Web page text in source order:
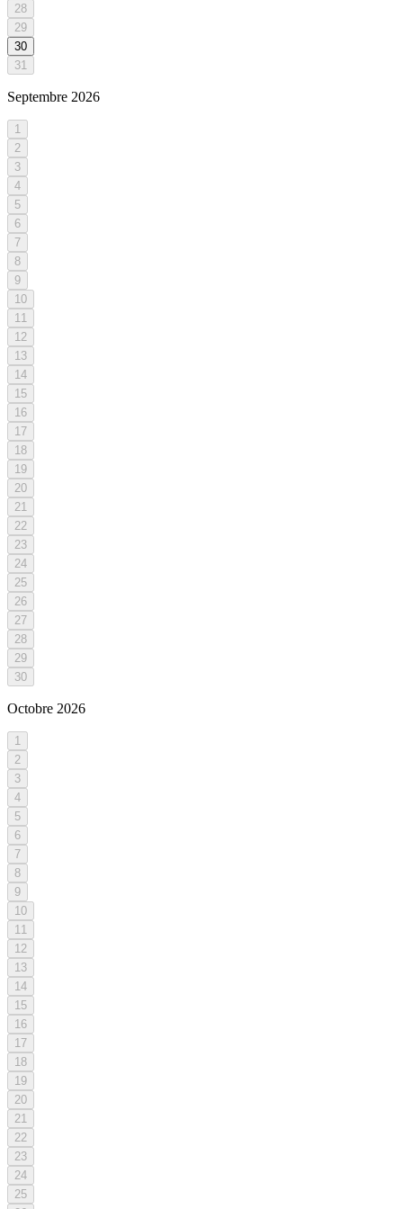
28
29
30
31
Septembre 2026
1
2
3
4
5
6
7
8
9
10
11
12
13
14
15
16
17
18
19
20
21
22
23
24
25
26
27
28
29
30
Octobre 2026
1
2
3
4
5
6
7
8
9
10
11
12
13
14
15
16
17
18
19
20
21
22
23
24
25